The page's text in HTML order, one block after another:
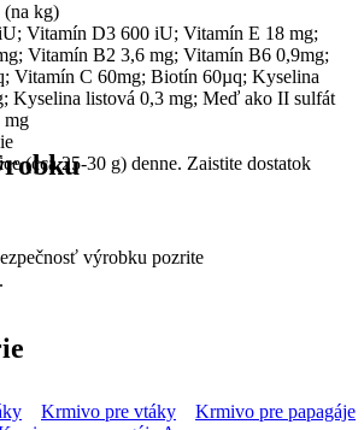
kg)
Vitamín D3 600 iU; Vitamín E 18 mg;
Vitamín B2 3,6 mg; Vitamín B6 0,9mg;
Vitamín C 60mg; Biotín 60µq; Kyselina
Kyselina listová 0,3 mg; Meď ako II sulfát
mg
(cca 25-30 g) denne. Zaistite dostatok
výrobku pozrite
.
Krmivo pre vtáky
Krmivo pre papagáje